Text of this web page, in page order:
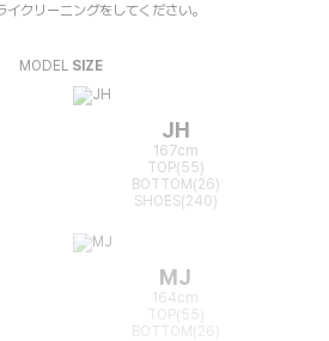
クリーニングをしてください。
MODEL SIZE
JH
167cm
TOP(55)
BOTTOM(26)
SHOES(240)
MJ
164cm
TOP(55)
BOTTOM(26)